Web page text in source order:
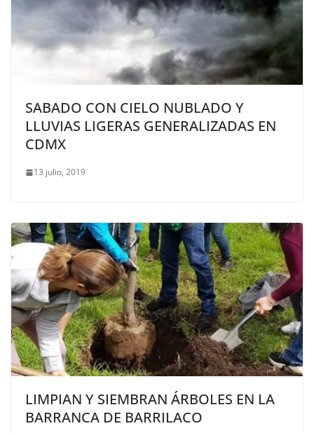
SABADO CON CIELO NUBLADO Y
LLUVIAS LIGERAS GENERALIZADAS EN
CDMX
13 julio, 2019
LIMPIAN Y SIEMBRAN ÁRBOLES EN LA
BARRANCA DE BARRILACO